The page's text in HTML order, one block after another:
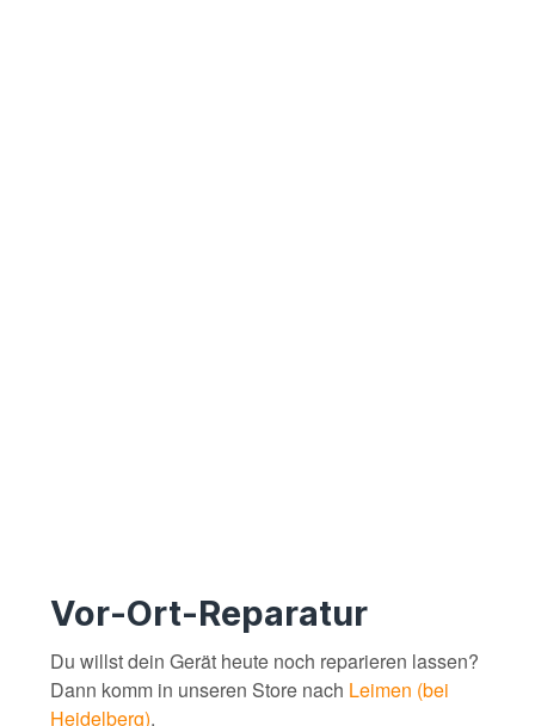
Vor-Ort-Reparatur
Du willst dein Gerät heute noch reparieren lassen?
Dann komm in unseren Store nach Leimen (bei
Heidelberg).